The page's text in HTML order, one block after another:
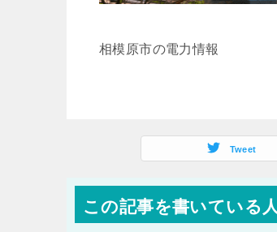
相模原市の電力情報
Tweet
この記事を書いている人